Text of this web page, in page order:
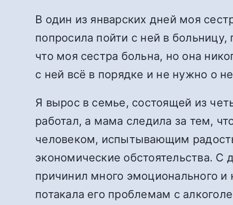
В один из январских дней моя
попросила пойти с ней в
что моя сестра больна, но она
с ней всё в порядке и не нужно о
Я вырос в семье, состоящей из
работал, а мама следила за тем,
человеком, испытывающим
экономические обстоятельства.
причинил много эмоционального
потакала его проблемам с